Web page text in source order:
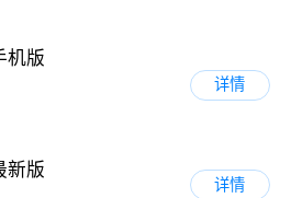
机版
详情
新版
详情